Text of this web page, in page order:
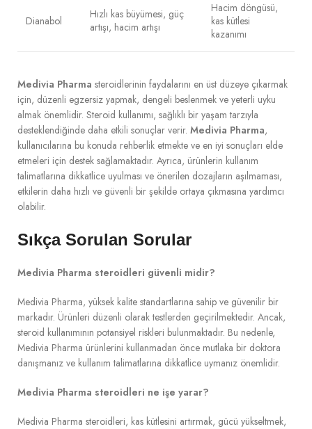
Dianabol
Hızlı kas büyümesi, güç
artışı, hacim artışı
Hacim döngüsü,
kas kütlesi
kazanımı
Medivia Pharma steroidlerinin faydalarını en üst düzeye çıkarmak
için, düzenli egzersiz yapmak, dengeli beslenmek ve yeterli uyku
almak önemlidir. Steroid kullanımı, sağlıklı bir yaşam tarzıyla
desteklendiğinde daha etkili sonuçlar verir. Medivia Pharma,
kullanıcılarına bu konuda rehberlik etmekte ve en iyi sonuçları elde
etmeleri için destek sağlamaktadır. Ayrıca, ürünlerin kullanım
talimatlarına dikkatlice uyulması ve önerilen dozajların aşılmaması,
etkilerin daha hızlı ve güvenli bir şekilde ortaya çıkmasına yardımcı
olabilir.
Sıkça Sorulan Sorular
Medivia Pharma steroidleri güvenli midir?
Medivia Pharma, yüksek kalite standartlarına sahip ve güvenilir bir
markadır. Ürünleri düzenli olarak testlerden geçirilmektedir. Ancak,
steroid kullanımının potansiyel riskleri bulunmaktadır. Bu nedenle,
Medivia Pharma ürünlerini kullanmadan önce mutlaka bir doktora
danışmanız ve kullanım talimatlarına dikkatlice uymanız önemlidir.
Medivia Pharma steroidleri ne işe yarar?
Medivia Pharma steroidleri, kas kütlesini artırmak, gücü yükseltmek,